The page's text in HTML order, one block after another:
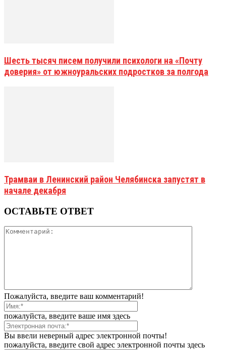
Шесть тысяч писем получили психологи на «Почту
доверия» от южноуральских подростков за полгода
Трамваи в Ленинский район Челябинска запустят в
начале декабря
ОСТАВЬТЕ ОТВЕТ
Пожалуйста, введите ваш комментарий!
пожалуйста, введите ваше имя здесь
Вы ввели неверный адрес электронной почты!
пожалуйста, введите свой адрес электронной почты здесь